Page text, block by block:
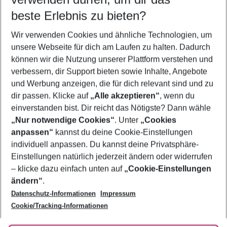
5-8 Nächte
2 Erwachsene Keine Kinder
Mehr Filter anzeigen
Footer
Footer navigation
Über uns
AGB
Bestpreisgarantie
Cookie-Einstellungen ändern
Cookie-Richtlinie
Agenturbetreuung
Barrierefreies Reisen
Folge uns
beste Erlebnis zu bieten?
Wir verwenden Cookies und ähnliche Technologien, um
unsere Webseite für dich am Laufen zu halten. Dadurch
können wir die Nutzung unserer Plattform verstehen und
verbessern, dir Support bieten sowie Inhalte, Angebote
und Werbung anzeigen, die für dich relevant sind und zu
dir passen. Klicke auf „Alle akzeptieren“, wenn du
einverstanden bist. Dir reicht das Nötigste? Dann wähle
„Nur notwendige Cookies“. Unter „Cookies
anpassen“ kannst du deine Cookie-Einstellungen
individuell anpassen. Du kannst deine Privatsphäre-
Einstellungen natürlich jederzeit ändern oder widerrufen
– klicke dazu einfach unten auf „Cookie-Einstellungen
ändern“.
Datenschutz-Informationen
Impressum
Cookie/Tracking-Informationen